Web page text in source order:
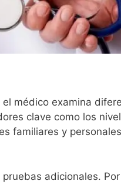
médico examina
clave como los
familiares y
adicionales.